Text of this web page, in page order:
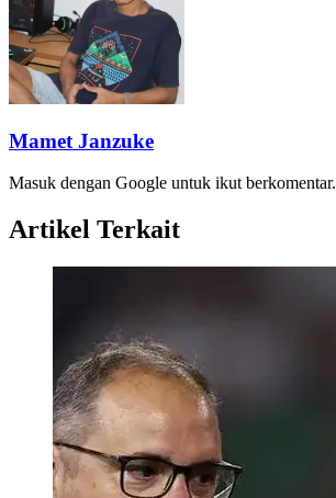
Mamet Janzuke
Masuk dengan Google untuk ikut berkomentar.
Artikel Terkait